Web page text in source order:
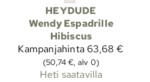
HEYDUDE
Wendy Espadrille
Hibiscus
Kampanjahinta 63,68 €
(50,74 €, alv 0)
Heti saatavilla